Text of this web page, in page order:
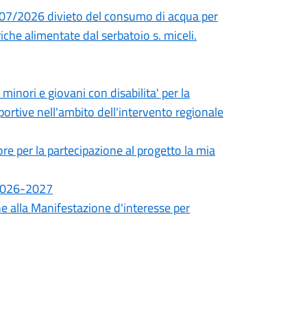
2026 divieto del consumo di acqua per
alimentate dal serbatoio s. miceli.
e giovani con disabilita' per la
nell'ambito dell'intervento regionale
per la partecipazione al progetto la mia
2027
alla Manifestazione d'interesse per